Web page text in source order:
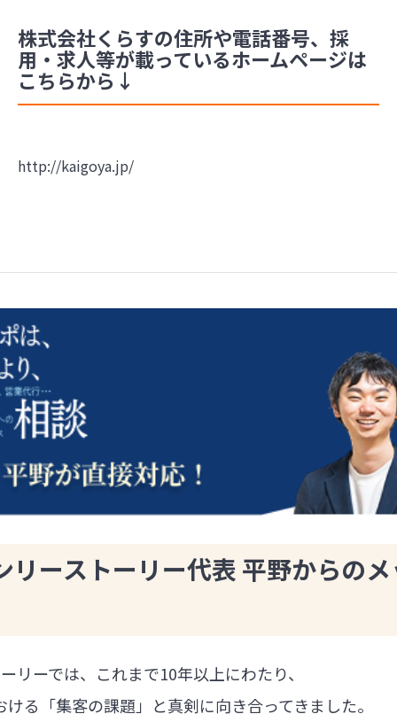
株式会社くらすの住所や電話番号、採
用・求人等が載っているホームページは
こちらから↓
http://kaigoya.jp/
リーストーリー代表 平野からの
リーでは、これまで10年以上にわたり、
る「集客の課題」と真剣に向き合ってきました。